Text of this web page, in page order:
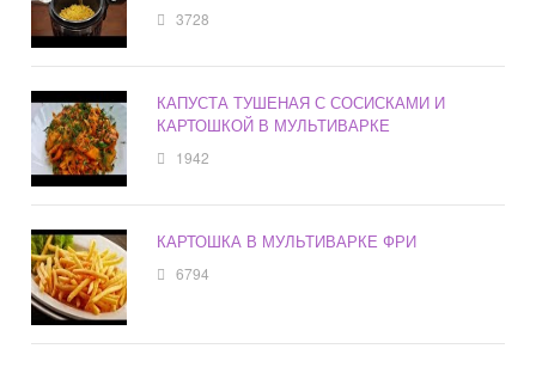
3728
КАПУСТА ТУШЕНАЯ С СОСИСКАМИ И
КАРТОШКОЙ В МУЛЬТИВАРКЕ
1942
КАРТОШКА В МУЛЬТИВАРКЕ ФРИ
6794